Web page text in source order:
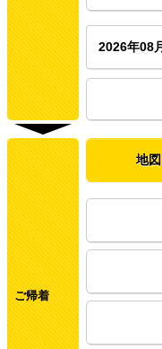
2026年08月
ご帰着
地